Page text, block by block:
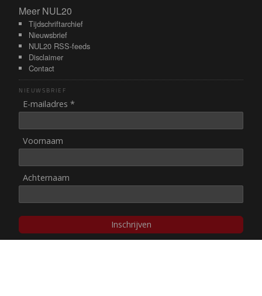
Meer NUL20
Meer NUL20
Tijdschriftarchief
Nieuwsbrief
NUL20 RSS-feeds
Disclaimer
Contact
NIEUWSBRIEF
E-mailadres *
Voornaam
Achternaam
Inschrijven